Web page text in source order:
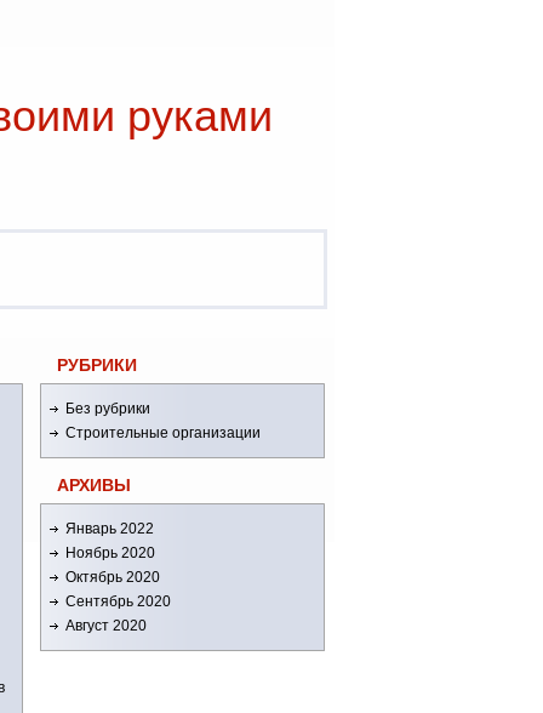
руками
РУБРИКИ
Без рубрики
Строительные организации
АРХИВЫ
Январь 2022
Ноябрь 2020
Октябрь 2020
Сентябрь 2020
Август 2020